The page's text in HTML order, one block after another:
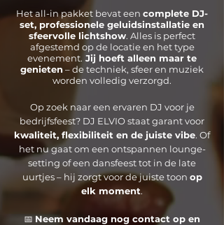
Het all-in pakket bevat een complete DJ-
set, professionele geluidsinstallatie en
sfeervolle lichtshow. Alles is perfect
afgestemd op de locatie en het type
evenement. Jij hoeft alleen maar te
genieten – de techniek, sfeer en muziek
worden volledig verzorgd.
Op zoek naar een ervaren DJ voor je
bedrijfsfeest? DJ ELVIO staat garant voor
kwaliteit, flexibiliteit en de juiste vibe. Of
het nu gaat om een ontspannen lounge-
setting of een dansfeest tot in de late
uurtjes – hij zorgt voor de juiste toon op
elk moment.
📅 Neem vandaag nog contact op en